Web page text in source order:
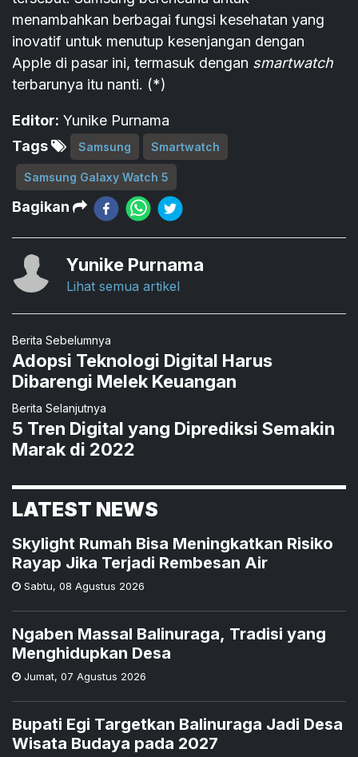
menambahkan berbagai fungsi kesehatan yang
inovatif untuk menutup kesenjangan dengan
Apple di pasar ini, termasuk dengan smartwatch
terbarunya itu nanti. (*)
Editor: Yunike Purnama
Tags
Samsung Smartwatch
Samsung Galaxy Watch 5
Bagikan
Yunike Purnama
Lihat semua artikel
Berita Sebelumnya
Adopsi Teknologi Digital Harus
Dibarengi Melek Keuangan
Berita Selanjutnya
5 Tren Digital yang Diprediksi Semakin
Marak di 2022
LATEST NEWS
Skylight Rumah Bisa Meningkatkan Risiko
Rayap Jika Terjadi Rembesan Air
Sabtu, 08 Agustus 2026
Ngaben Massal Balinuraga, Tradisi yang
Menghidupkan Desa
Jumat, 07 Agustus 2026
Bupati Egi Targetkan Balinuraga Jadi Desa
Wisata Budaya pada 2027